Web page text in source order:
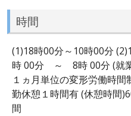
時間
(1)18時00分～10時00分
時 00分 ～ 8時 00分 (就
１ヵ月単位の変形労働時
勤休憩１時間有 (休憩時間
間